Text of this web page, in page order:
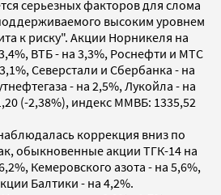
серьезных факторов для слома
высоким уровнем
к риску". Акции Норникеля на
ВТБ - на 3,3%, Роснефти и МТС
Северстали и Сбербанка - на
- на 2,5%, Лукойла - на
(-2,38%), индекс ММВБ: 1335,52
коррекция вниз по
обыкновенные акции ТГК-14 на
Кемеровского азота - на 5,6%,
Балтики - на 4,2%.